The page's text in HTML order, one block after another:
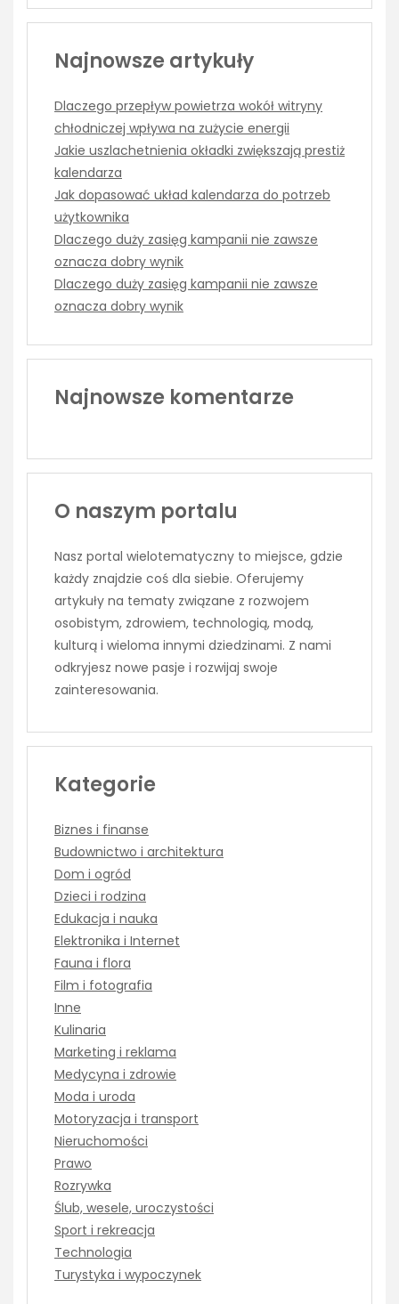
Najnowsze artykuły
Dlaczego przepływ powietrza wokół witryny
chłodniczej wpływa na zużycie energii
Jakie uszlachetnienia okładki zwiększają prestiż
kalendarza
Jak dopasować układ kalendarza do potrzeb
użytkownika
Dlaczego duży zasięg kampanii nie zawsze
oznacza dobry wynik
Dlaczego duży zasięg kampanii nie zawsze
oznacza dobry wynik
Najnowsze komentarze
O naszym portalu
Nasz portal wielotematyczny to miejsce, gdzie
każdy znajdzie coś dla siebie. Oferujemy
artykuły na tematy związane z rozwojem
osobistym, zdrowiem, technologią, modą,
kulturą i wieloma innymi dziedzinami. Z nami
odkryjesz nowe pasje i rozwijaj swoje
zainteresowania.
Kategorie
Biznes i finanse
Budownictwo i architektura
Dom i ogród
Dzieci i rodzina
Edukacja i nauka
Elektronika i Internet
Fauna i flora
Film i fotografia
Inne
Kulinaria
Marketing i reklama
Medycyna i zdrowie
Moda i uroda
Motoryzacja i transport
Nieruchomości
Prawo
Rozrywka
Ślub, wesele, uroczystości
Sport i rekreacja
Technologia
Turystyka i wypoczynek